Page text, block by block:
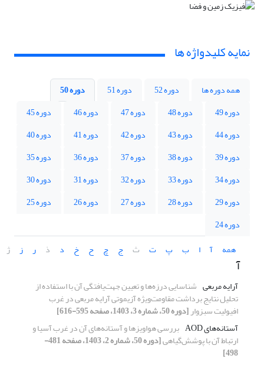
نمایه کلیدواژه ها
همه دوره ها دوره 52 دوره 51
دوره 50
دوره 49
دوره 48 دوره 47 دوره 46
دوره 45
دوره 44
دوره 43 دوره 42 دوره 41
دوره 40
دوره 39
دوره 38 دوره 37 دوره 36
دوره 35
دوره 34
دوره 33 دوره 32 دوره 31
دوره 30
دوره 29
دوره 28 دوره 27 دوره 26
دوره 25
دوره 24
همه
آ ا ب پ ت ث ج چ ح خ د ذ ر ز ژ
آ
آرایه مربعی شناسایی درزه‌ها و تعیین جهت‌یافتگی آن با استفاده از
تحلیل نتایج برداشت مقاومت‌ویژه آزیموتی آرایه مربعی در غرب
افیولیت سبزوار[دوره 50، شماره 3، 1403، صفحه 595-616]
آستانه‌های AOD
بررسی هواویزها و آستانه‌های آن در غرب آسیا و
ارتباط آن با پوشش‌گیاهی [دوره 50، شماره 2، 1403، صفحه 481-
498]